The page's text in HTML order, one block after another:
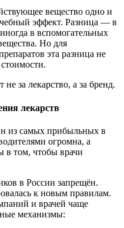
вещество одно и
эффект. Разница — в
в вспомогательных
Но для
эта разница не
за лекарство, а за бренд.
лекарств
из самых прибыльных в
огромна, а
в том, чтобы врачи
в России запрещён.
к новым правилам.
и врачей чаще
механизмы: